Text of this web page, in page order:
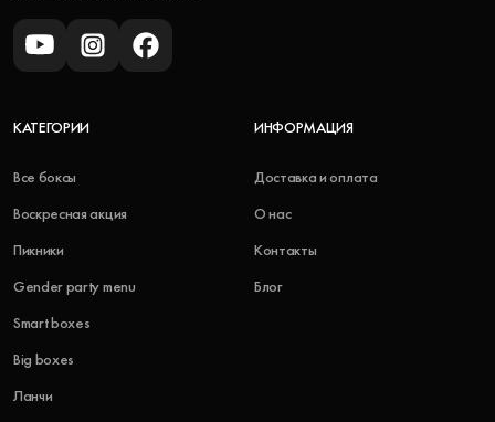
КАТЕГОРИИ
Все боксы
Воскресная акция
Пикники
Gender party menu
Smart boxes
Big boxes
Ланчи
ИНФОРМАЦИЯ
Доставка и оплата
О нас
Контакты
Блог